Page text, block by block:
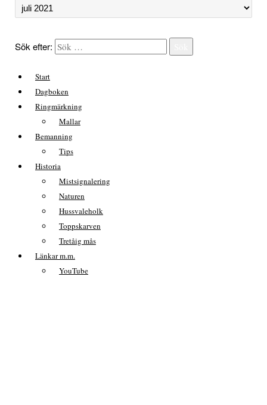
Sök efter:
Start
Dagboken
Ringmärkning
Mallar
Bemanning
Tips
Historia
Mistsignalering
Naturen
Hussvaleholk
Toppskarven
Tretåig mås
Länkar m.m.
YouTube